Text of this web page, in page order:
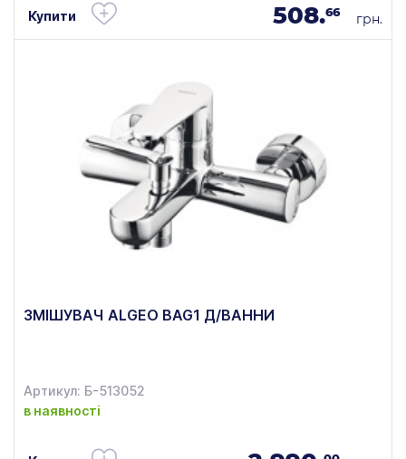
Купити 508.66 грн.
ЗМІШУВАЧ ALGEO BAG1 Д/ВАННИ
Артикул: Б-513052
в наявності